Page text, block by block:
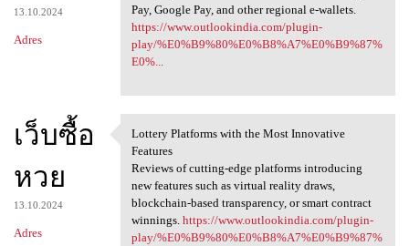
13.10.2024
Adres
Pay, Google Pay, and other regional e-wallets.
https://www.outlookindia.com/plugin-
play/%E0%B9%80%E0%B8%A7%E0%B9%87%
E0%...
เว็บซื้อ
หวย
13.10.2024
Adres
Lottery Platforms with the
Lottery Platforms with the Most Innovative
Features
Reviews of cutting-edge platforms introducing
new features such as virtual reality draws,
blockchain-based transparency, or smart contract
winnings. https://www.outlookindia.com/plugin-
play/%E0%B9%80%E0%B8%A7%E0%B9%87%